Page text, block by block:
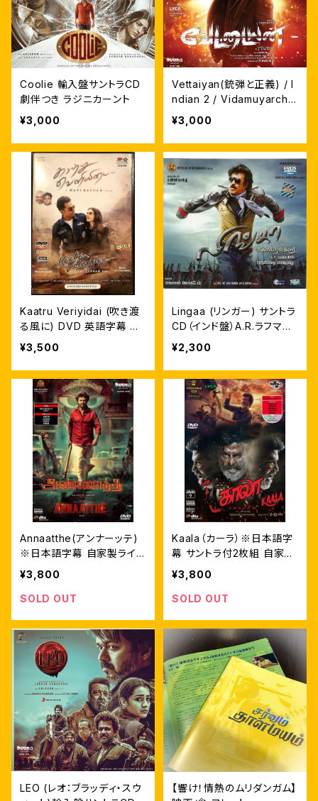
Coolie 輸入盤サントラCD
劇伴つき ラジニカーント
¥3,000
Vettaiyan(銃弾と正義) / I
ndian 2 / Vidamuyarchi
輸入盤サントラCD
¥3,000
Kaatru Veriyidai (吹き渡
る風に) DVD 英語字幕 カ
ールティ ICW上映
¥3,500
Lingaa (リンガー) サントラ
CD（インド盤）A.R.ラフマー
ン
¥2,300
Annaatthe(アンナーッテ)
※日本語字幕 自家製ライナ
ーノーツ付 輸入盤DVD
¥3,800
SOLD OUT
Kaala（カーラ）※日本語字
幕 サントラ付2枚組 自家製
ライナーノーツ付 輸入盤D
VD
¥3,800
SOLD OUT
LEO (レオ：ブラッディ・スウ
【響け！情熱のムリダンガム】